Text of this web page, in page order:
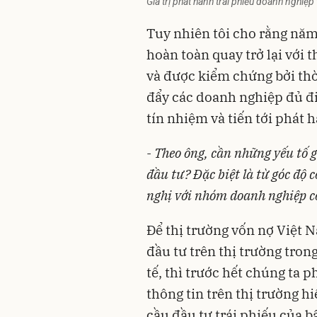
Tuy nhiên tôi cho rằng
hoàn toàn quay trở lại với
và được kiểm chứng bởi
đẩy các doanh nghiệp đủ
tín nhiệmvà tiến tới phát
- Theo ông, cần những yếu
đầu tư? Đặc biệt là từ góc độ
nghị với nhóm doanh nghiệp
Để thị trường vốn nợ Việt
đầu tư trên thị trường
tế, thì trước hết chúng ta
thông tin trên thị trường